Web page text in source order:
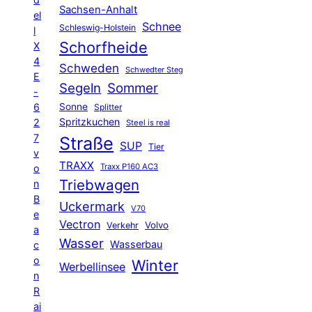
el
l
X
4
E
-
6
2
7
v
o
n
B
e
a
c
o
n
R
ai
Sachsen-Anhalt
Schleswig-Holstein Schnee
Schorfheide
Schweden Schwedter Steg
Segeln Sommer
Sonne Splitter
Spritzkuchen Steel is real
Straße SUP Tier
TRAXX Traxx P160 AC3
Triebwagen
Uckermark V70
Vectron Verkehr Volvo
Wasser Wasserbau
Werbellinsee Winter